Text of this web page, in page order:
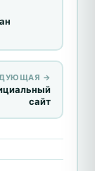
→
сайт